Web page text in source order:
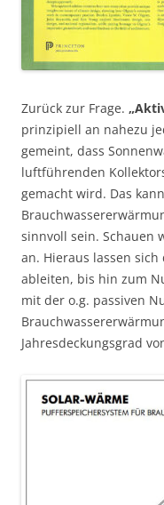
Zurück zur Frage.
prinzipiell an nahezu
gemeint, dass
luftführenden
gemacht wird. Das
sinnvoll sein. Schauen
an. Hieraus lassen
ableiten, bis hin zum
mit der o.g. passiven
Jahresdeckungsgrad